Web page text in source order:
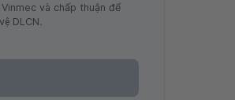
và chấp thuận để
DLCN.